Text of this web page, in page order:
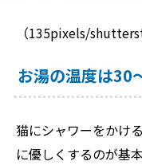
（135pixels/
お湯の温度は
猫にシャワーをかけ
に優しくするのが基